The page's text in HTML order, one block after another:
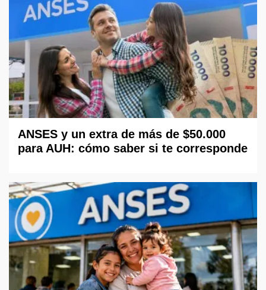
ANSES y un extra de más de $50.000
para AUH: cómo saber si te corresponde